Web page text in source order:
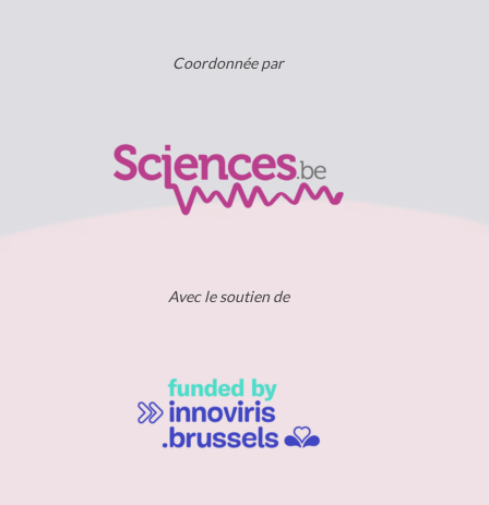
Coordonnée par
Avec le soutien de